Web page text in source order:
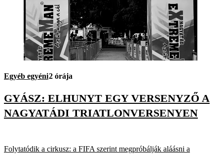
Egyéb egyéni2 órája
GYÁSZ: ELHUNYT EGY VERSENYZŐ A
NAGYATÁDI TRIATLONVERSENYEN
Folytatódik a cirkusz: a FIFA szerint megpróbálják aláásni a